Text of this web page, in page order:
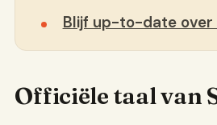
Blijf up-to-date over
Officiële taal van